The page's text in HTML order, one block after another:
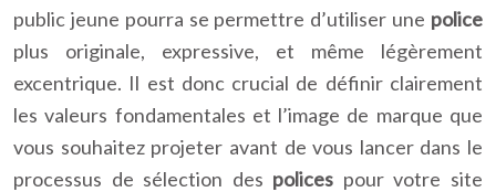
public jeune pourra se permettre d’utiliser une police
plus originale, expressive, et même légèrement
excentrique. Il est donc crucial de définir clairement
les valeurs fondamentales et l’image de marque que
vous souhaitez projeter avant de vous lancer dans le
processus de sélection des polices pour votre site